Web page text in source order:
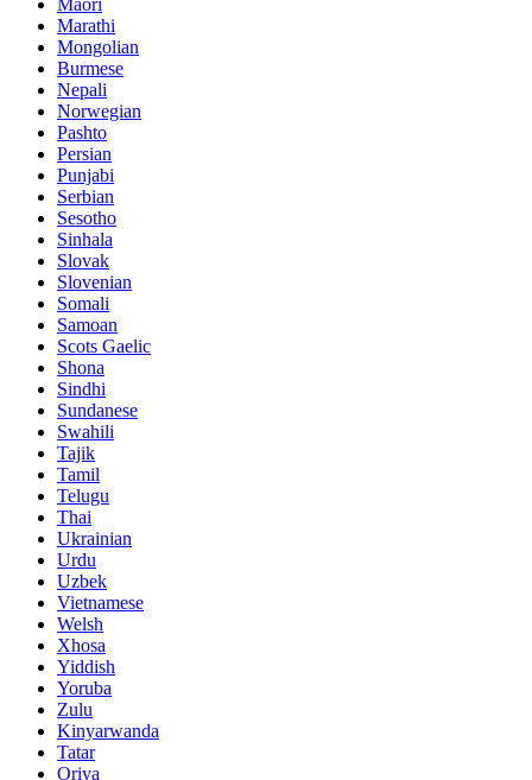
Maori
Marathi
Mongolian
Burmese
Nepali
Norwegian
Pashto
Persian
Punjabi
Serbian
Sesotho
Sinhala
Slovak
Slovenian
Somali
Samoan
Scots Gaelic
Shona
Sindhi
Sundanese
Swahili
Tajik
Tamil
Telugu
Thai
Ukrainian
Urdu
Uzbek
Vietnamese
Welsh
Xhosa
Yiddish
Yoruba
Zulu
Kinyarwanda
Tatar
Oriya